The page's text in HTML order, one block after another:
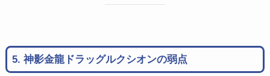
5. 神影金龍ドラッグルクシオンの弱点